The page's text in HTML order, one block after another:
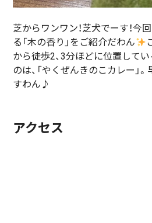
芝からワンワン！芝犬でーす！今
る「木の香り」をご紹介だわん
から徒歩2、3分ほどに位置して
のは、「やくぜんきのこカレー」
すわん♪
アクセス